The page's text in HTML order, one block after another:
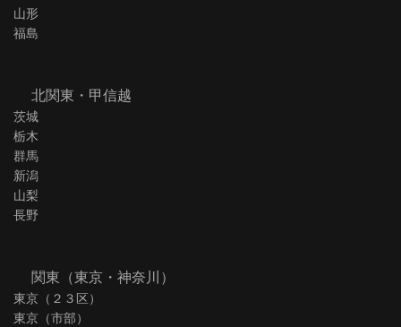
山形
福島
北関東・甲信越
茨城
栃木
群馬
新潟
山梨
長野
関東（東京・神奈川）
東京（２３区）
東京（市部）